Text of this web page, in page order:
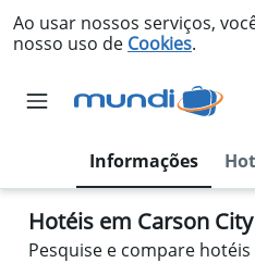
Ao usar nossos serviços,
nosso uso de Cookies.
Informações
Hotéis em Carson City
Pesquise e compare